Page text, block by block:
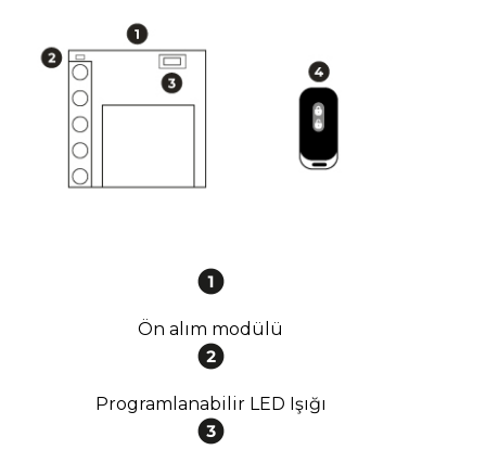
Ön alım modülü
Programlanabilir LED Işığı